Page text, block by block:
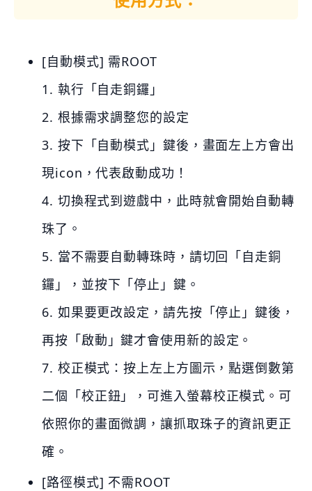
[自動模式] 需ROOT
1. 執行「自走銅鑼」
2. 根據需求調整您的設定
3. 按下「自動模式」鍵後，畫面左上方會出
現icon，代表啟動成功！
4. 切換程式到遊戲中，此時就會開始自動轉
珠了。
5. 當不需要自動轉珠時，請切回「自走銅
鑼」，並按下「停止」鍵。
6. 如果要更改設定，請先按「停止」鍵後，
再按「啟動」鍵才會使用新的設定。
7. 校正模式：按上左上方圖示，點選倒數第
二個「校正鈕」，可進入螢幕校正模式。可
依照你的畫面微調，讓抓取珠子的資訊更正
確。
[路徑模式] 不需ROOT